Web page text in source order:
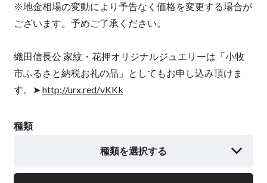
※地金相場の変動により予告なく価格を変更する場合が
ございます。予めご了承ください。
織田信長公 家紋・花押オリジナルジュエリーは「小牧
市ふるさと納税お礼の品」としてもお申し込み頂けま
す。➤ http://urx.red/vKKk
種類
種類を選択する